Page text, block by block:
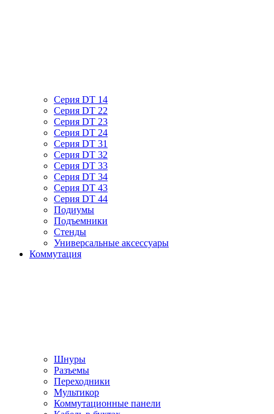
Серия DT 14
Серия DT 22
Серия DT 23
Серия DT 24
Серия DT 31
Серия DT 32
Серия DT 33
Серия DT 34
Серия DT 43
Серия DT 44
Подиумы
Подъемники
Стенды
Универсальные аксессуары
Коммутация
Шнуры
Разъемы
Переходники
Мультикор
Коммутационные панели